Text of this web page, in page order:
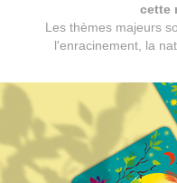
cette
Les thèmes majeurs
l'enracinement, la